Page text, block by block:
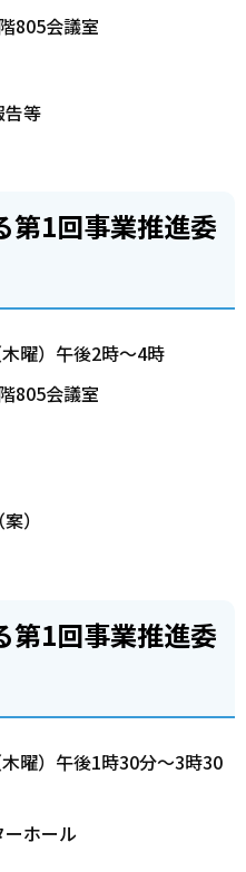
805会議室
告等
第1回事業推進委
曜）午後2時～4時
805会議室
）
第1回事業推進委
曜）午後1時30分～3時30
ホール